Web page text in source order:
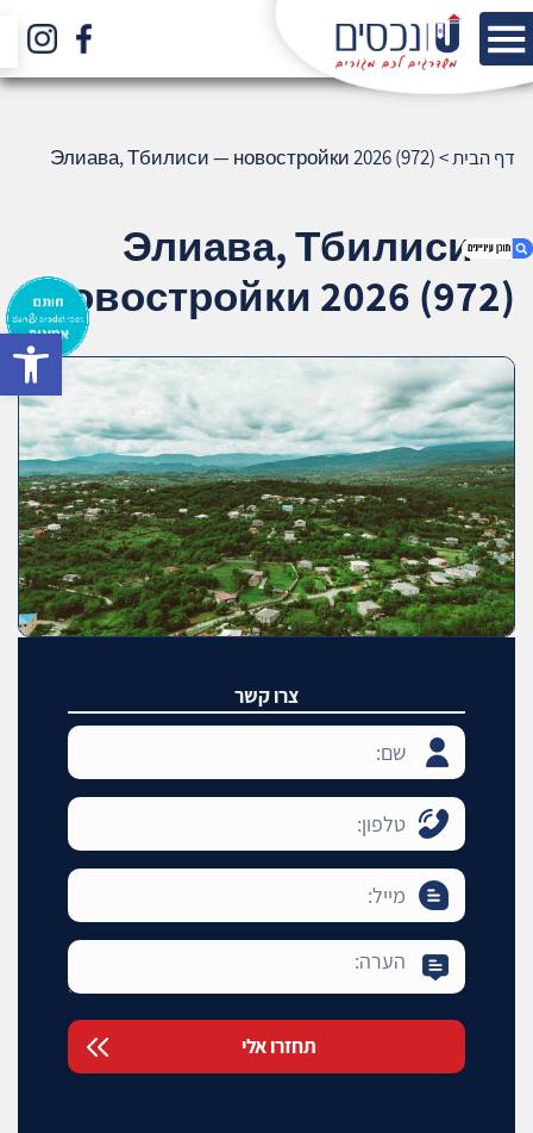
(972)
2. אודות U נכסים
3. שאלתם ? ענינו !
דף הבית>
Элиава, Тбилиси — новостройки 2026 (972)
Элиава, Тбилиси —
новостройки 2026 (972)
צרו קשר